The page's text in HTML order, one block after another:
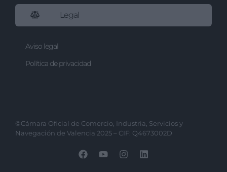
Legal
Aviso legal
Política de privacidad
©Cámara Oficial de Comercio, Industria, Servicios y
Navegación de Valencia 2025 – CIF: Q4673002D